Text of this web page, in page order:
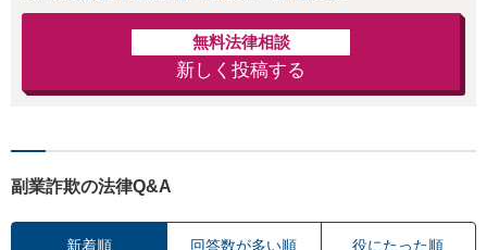
無料法律相談
新しく投稿する
副業詐欺の法律Q&A
新着順 回答数が多い順 役にたった順